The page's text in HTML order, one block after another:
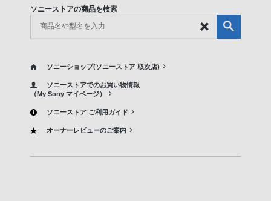
ソニーストアの商品を検索
ソニーショップ(ソニーストア 取次店)
ソニーストアでのお買い物情報
（My Sony マイページ）
ソニーストア ご利用ガイド
オーナーレビューのご案内